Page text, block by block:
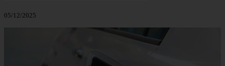
05/12/2025